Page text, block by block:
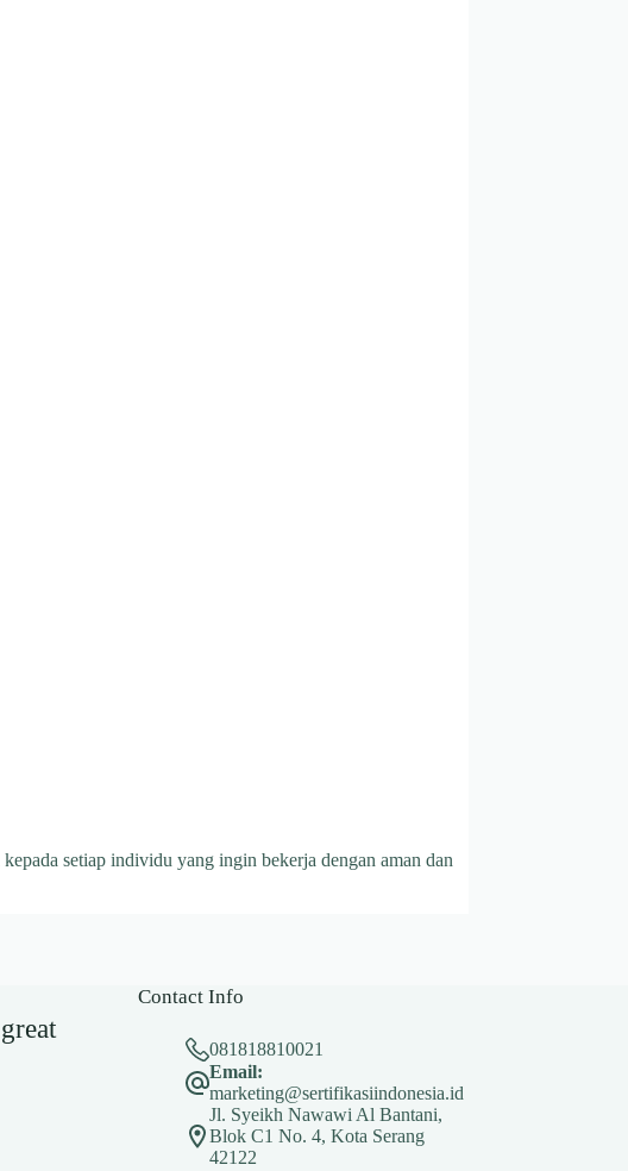
setiap individu yang ingin bekerja dengan aman dan
Contact Info
081818810021
Email:
marketing@sertifikasiindonesia.id
Jl. Syeikh Nawawi Al Bantani,
Blok C1 No. 4, Kota Serang
42122